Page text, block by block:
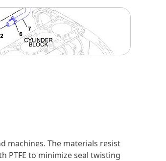
machines. The materials resist
PTFE to minimize seal twisting